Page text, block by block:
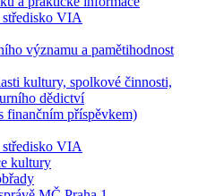
středisko VIA
významu a pamětihodnost
kultury, spolkové činnosti,
dědictví
finančním příspěvkem)
středisko VIA
kultury